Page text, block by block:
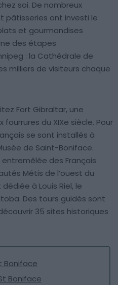
soi. De nombreux
pâtisseries ont investi le
et gourmandises
des étapes
: la Cathédrale de
milliers de visiteurs chaque
Fort Gibraltar, une
du XIXe siècle. Pour
se sont installés à
de Saint-Boniface.
entremêlée des Français
Métis de l’ouest du
à Louis Riel, le
Des tours guidés sont
35 sites historiques
Boniface
Boniface